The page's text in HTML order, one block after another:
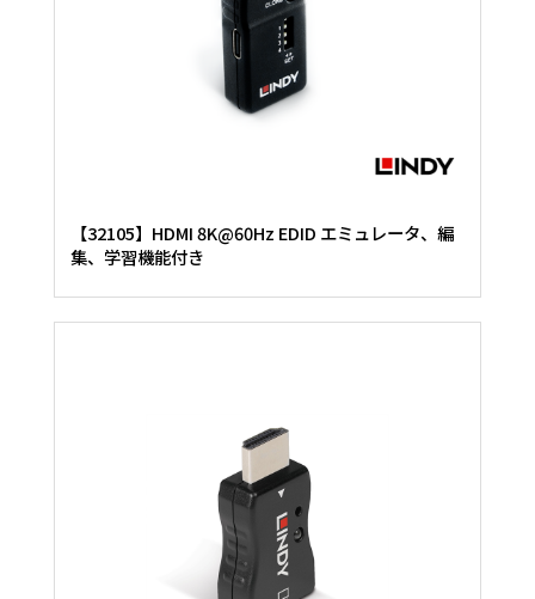
【32105】HDMI 8K@60Hz EDID エミュレータ、編
集、学習機能付き